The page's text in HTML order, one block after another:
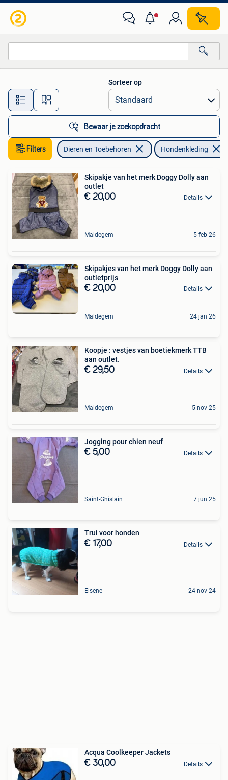
Alle afstanden…
Sorteer op
Bewaar je zoekopdracht
Filters Dieren en Toebehoren Hondenkleding
Skipakje van het merk Doggy Dolly aan
outlet
€ 20,00 Details
Maldegem 5 feb 26
Skipakjes van het merk Doggy Dolly aan
outletprijs
€ 20,00 Details
Maldegem 24 jan 26
Koopje : vestjes van boetiekmerk TTB
aan outlet.
€ 29,50 Details
Maldegem 5 nov 25
Jogging pour chien neuf
€ 5,00 Details
Saint-Ghislain 7 jun 25
Trui voor honden
€ 17,00 Details
Elsene 24 nov 24
Acqua Coolkeeper Jackets
€ 30,00 Details